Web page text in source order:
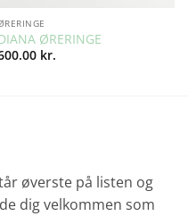
ØRERINGE
kr.
øverste på listen og
dig velkommen som